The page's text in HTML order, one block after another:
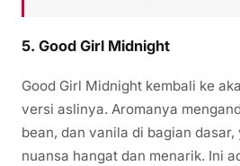
5. Good Girl Midnight
Good Girl Midnight kembali ke
versi aslinya. Aromanya
bean, dan vanila di bagian
nuansa hangat dan menarik. Ini